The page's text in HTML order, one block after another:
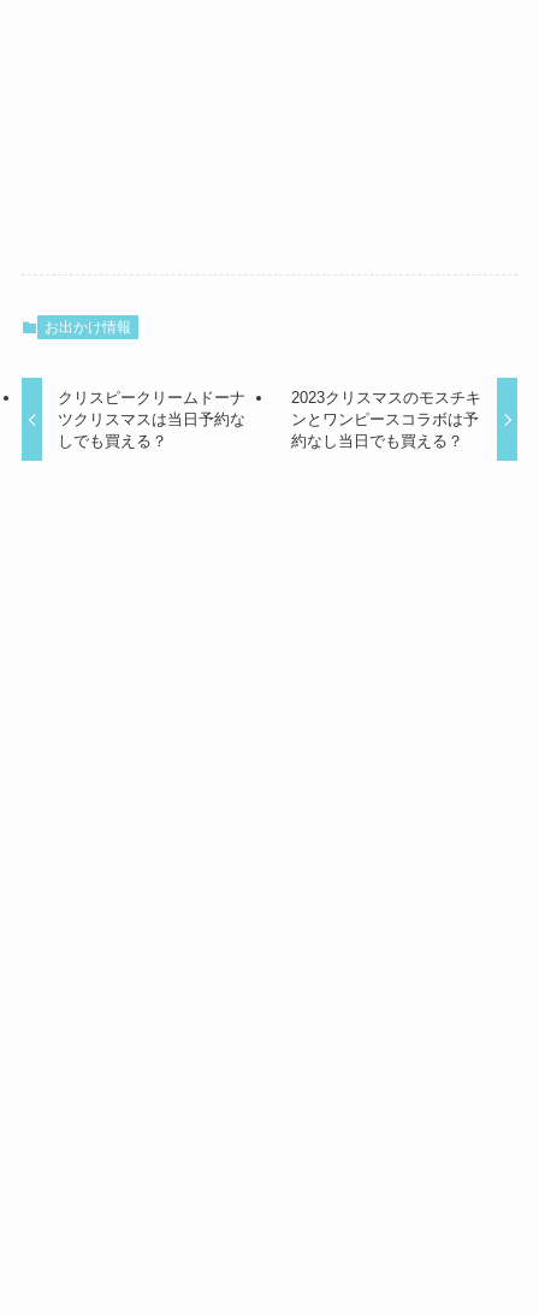
お出かけ情報
クリスピークリームドーナ
ツクリスマスは当日予約な
しでも買える？
2023クリスマスのモスチキ
ンとワンピースコラボは予
約なし当日でも買える？